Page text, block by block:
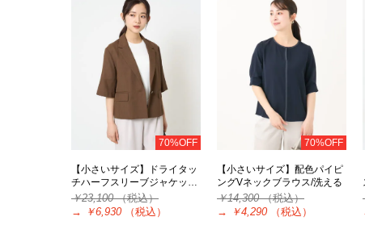
70%OFF
【小さいサイズ】ドライタッ
チハーフスリーブジャケッ…
￥23,100（税込）
→
￥6,930 （税込）
70%OFF
【小さいサイズ】配色パイピ
ングVネックブラウス/洗える
￥14,300（税込）
→
￥4,290 （税込）